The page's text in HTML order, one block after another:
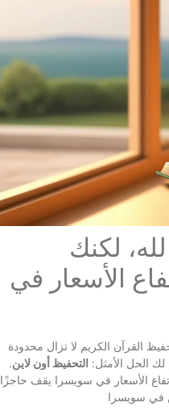
لكنك
الأسعار في
القرآن الكريم لا تزال محدودة
لك الحل الأمثل: التحفيظ أون لاين.
الأسعار في سويسرا يقف حاجزًا
في سويسرا